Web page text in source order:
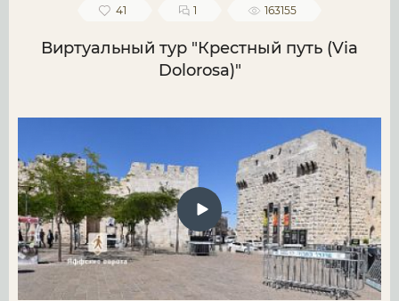
41 1 163155
Виртуальный тур "Крестный путь (Via
Dolorosa)"